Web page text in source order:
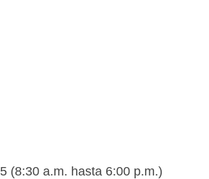
(8:30 a.m. hasta 6:00 p.m.)